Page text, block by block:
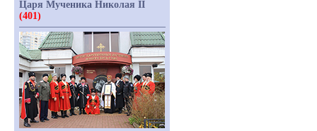
Царя Мученика Николая II
(401)